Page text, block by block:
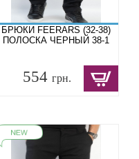
БРЮКИ FEERARS (32-38)
ПОЛОСКА ЧЕРНЫЙ 38-1
554грн.